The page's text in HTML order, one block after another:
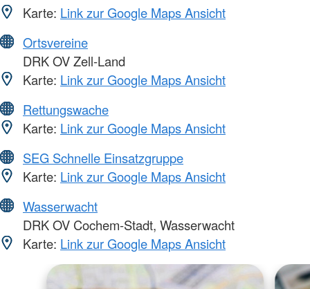
Karte: Link zur Google Maps Ansicht
Ortsvereine
DRK OV Zell-Land
Karte: Link zur Google Maps Ansicht
Rettungswache
Karte: Link zur Google Maps Ansicht
SEG Schnelle Einsatzgruppe
Karte: Link zur Google Maps Ansicht
Wasserwacht
DRK OV Cochem-Stadt, Wasserwacht
Karte: Link zur Google Maps Ansicht